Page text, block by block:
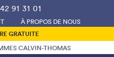
91 31 01
À PROPOS DE NOUS
GRATUITE
CALVIN-THOMAS